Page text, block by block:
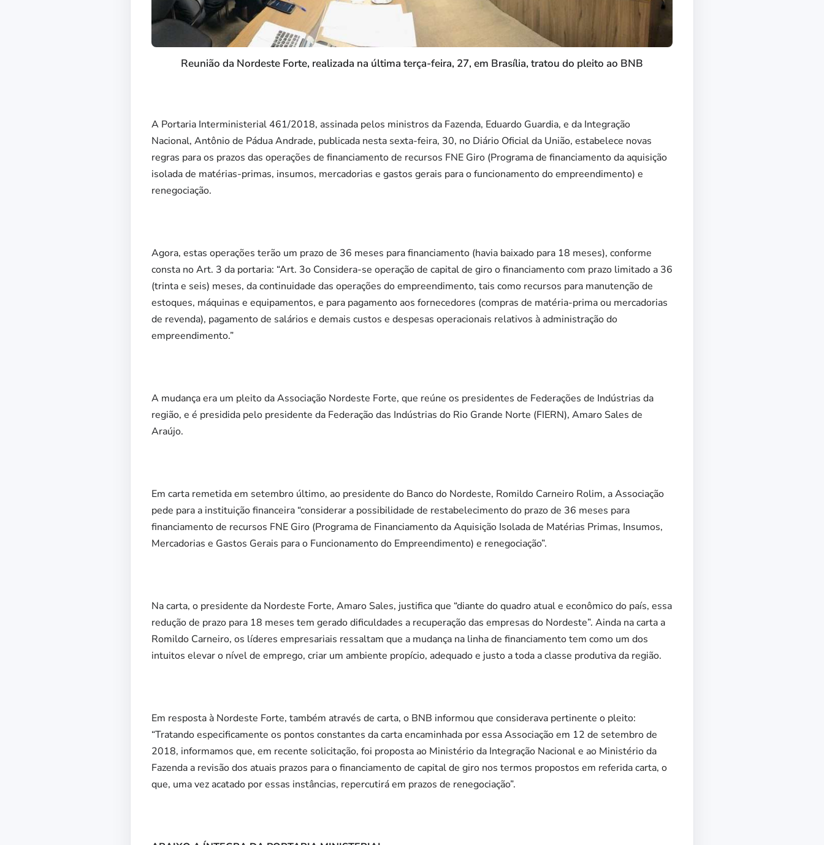
Reunião da Nordeste Forte, realizada na última terça-feira, 27, em Brasília, tratou do pleito ao BNB
A Portaria Interministerial 461/2018, assinada pelos ministros da Fazenda, Eduardo Guardia, e da Integração
Nacional, Antônio de Pádua Andrade, publicada nesta sexta-feira, 30, no Diário Oficial da União, estabelece novas
regras para os prazos das operações de financiamento de recursos FNE Giro (Programa de financiamento da aquisição
isolada de matérias-primas, insumos, mercadorias e gastos gerais para o funcionamento do empreendimento) e
renegociação.
Agora, estas operações terão um prazo de 36 meses para financiamento (havia baixado para 18 meses), conforme
consta no Art. 3 da portaria: “Art. 3o Considera-se operação de capital de giro o financiamento com prazo limitado a 36
(trinta e seis) meses, da continuidade das operações do empreendimento, tais como recursos para manutenção de
estoques, máquinas e equipamentos, e para pagamento aos fornecedores (compras de matéria-prima ou mercadorias
de revenda), pagamento de salários e demais custos e despesas operacionais relativos à administração do
empreendimento.”
A mudança era um pleito da Associação Nordeste Forte, que reúne os presidentes de Federações de Indústrias da
região, e é presidida pelo presidente da Federação das Indústrias do Rio Grande Norte (FIERN), Amaro Sales de
Araújo.
Em carta remetida em setembro último, ao presidente do Banco do Nordeste, Romildo Carneiro Rolim, a Associação
pede para a instituição financeira “considerar a possibilidade de restabelecimento do prazo de 36 meses para
financiamento de recursos FNE Giro (Programa de Financiamento da Aquisição Isolada de Matérias Primas, Insumos,
Mercadorias e Gastos Gerais para o Funcionamento do Empreendimento) e renegociação”.
Na carta, o presidente da Nordeste Forte, Amaro Sales, justifica que “diante do quadro atual e econômico do país, essa
redução de prazo para 18 meses tem gerado dificuldades a recuperação das empresas do Nordeste”. Ainda na carta a
Romildo Carneiro, os líderes empresariais ressaltam que a mudança na linha de financiamento tem como um dos
intuitos elevar o nível de emprego, criar um ambiente propício, adequado e justo a toda a classe produtiva da região.
Em resposta à Nordeste Forte, também através de carta, o BNB informou que considerava pertinente o pleito:
“Tratando especificamente os pontos constantes da carta encaminhada por essa Associação em 12 de setembro de
2018, informamos que, em recente solicitação, foi proposta ao Ministério da Integração Nacional e ao Ministério da
Fazenda a revisão dos atuais prazos para o financiamento de capital de giro nos termos propostos em referida carta, o
que, uma vez acatado por essas instâncias, repercutirá em prazos de renegociação”.